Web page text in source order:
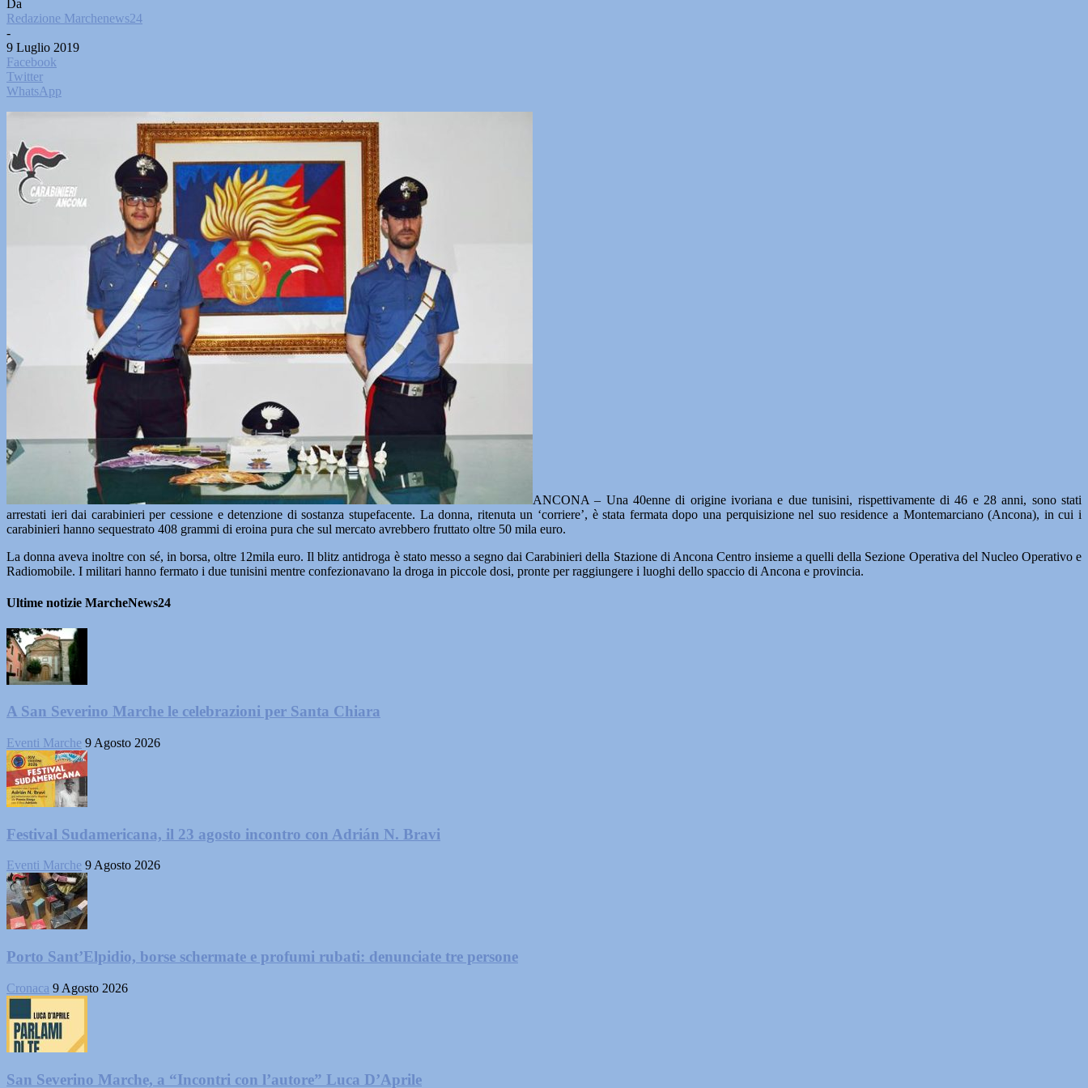
Da
Redazione Marchenews24
-
9 Luglio 2019
Facebook
Twitter
WhatsApp
ANCONA – Una 40enne di origine ivoriana e due tunisini, rispettivamente di 46 e 28 anni, sono stati
arrestati ieri dai carabinieri per cessione e detenzione di sostanza stupefacente. La donna, ritenuta un ‘corriere’, è stata fermata dopo una perquisizione nel suo residence a Montemarciano (Ancona), in cui i
carabinieri hanno sequestrato 408 grammi di eroina pura che sul mercato avrebbero fruttato oltre 50 mila euro.
La donna aveva inoltre con sé, in borsa, oltre 12mila euro. Il blitz antidroga è stato messo a segno dai Carabinieri della Stazione di Ancona Centro insieme a quelli della Sezione Operativa del Nucleo Operativo e
Radiomobile. I militari hanno fermato i due tunisini mentre confezionavano la droga in piccole dosi, pronte per raggiungere i luoghi dello spaccio di Ancona e provincia.
Ultime notizie MarcheNews24
A San Severino Marche le celebrazioni per Santa Chiara
Eventi Marche 9 Agosto 2026
Festival Sudamericana, il 23 agosto incontro con Adrián N. Bravi
Eventi Marche 9 Agosto 2026
Porto Sant’Elpidio, borse schermate e profumi rubati: denunciate tre persone
Cronaca 9 Agosto 2026
San Severino Marche, a “Incontri con l’autore” Luca D’Aprile